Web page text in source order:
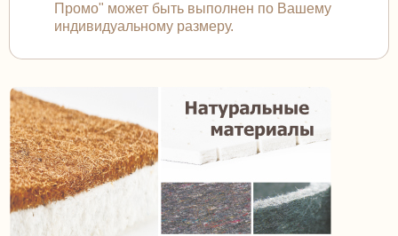
Промо" может быть выполнен по Вашему
индивидуальному размеру.